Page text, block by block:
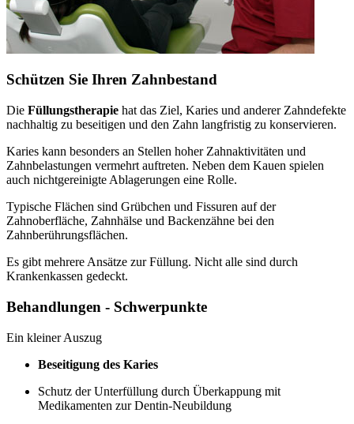
Schützen Sie Ihren Zahnbestand
Die Füllungstherapie hat das Ziel, Karies und anderer Zahndefekte
nachhaltig zu beseitigen und den Zahn langfristig zu konservieren.
Karies kann besonders an Stellen hoher Zahnaktivitäten und
Zahnbelastungen vermehrt auftreten. Neben dem Kauen spielen
auch nichtgereinigte Ablagerungen eine Rolle.
Typische Flächen sind Grübchen und Fissuren auf der
Zahnoberfläche, Zahnhälse und Backenzähne bei den
Zahnberührungsflächen.
Es gibt mehrere Ansätze zur Füllung. Nicht alle sind durch
Krankenkassen gedeckt.
Behandlungen - Schwerpunkte
Ein kleiner Auszug
Beseitigung des Karies
Schutz der Unterfüllung durch Überkappung mit
Medikamenten zur Dentin-Neubildung